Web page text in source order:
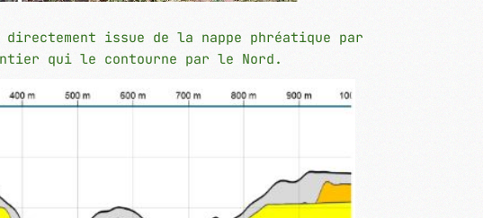
issue de la nappe phréatique par
qui le contourne par le Nord.